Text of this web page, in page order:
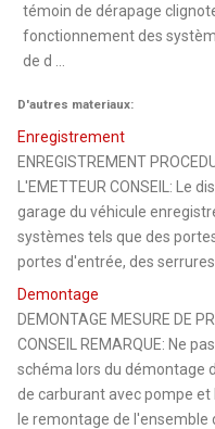
témoin de dérapage
fonctionnement des
de d ...
D'autres materiaux:
Enregistrement
ENREGISTREMENT
L'EMETTEUR CONSEIL: Le
garage du véhicule
systèmes tels que des
portes d'entrée, des
Demontage
DEMONTAGE MESURE DE
CONSEIL REMARQUE: Ne
schéma lors du démontage
de carburant avec pompe
le remontage de